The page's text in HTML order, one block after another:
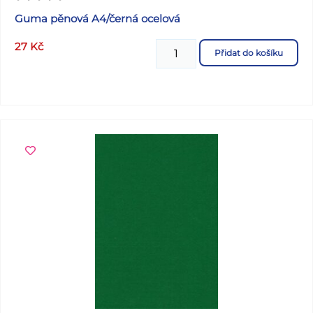
Guma pěnová A4/černá ocelová
27 Kč Přidat do košíku